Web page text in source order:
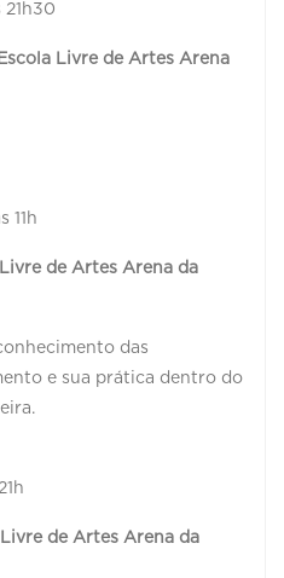
21h30
Livre de Artes Arena
11h
de Artes Arena da
das
e sua prática dentro do
Livre de Artes Arena da